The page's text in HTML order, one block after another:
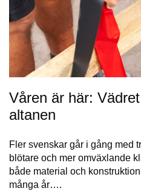
Våren är här:
altanen
Fler svenskar går i gång med
blötare och mer omväxlande
både material och
många år….